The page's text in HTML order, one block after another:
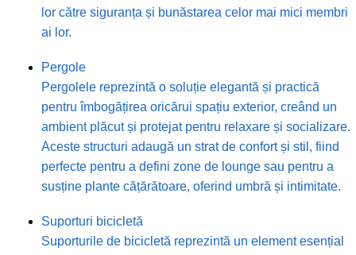
lor către siguranța și bunăstarea celor mai mici membri
ai lor.
Pergole
Pergolele reprezintă o soluție elegantă și practică
pentru îmbogățirea oricărui spațiu exterior, creând un
ambient plăcut și protejat pentru relaxare și socializare.
Aceste structuri adaugă un strat de confort și stil, fiind
perfecte pentru a defini zone de lounge sau pentru a
susține plante cățărătoare, oferind umbră și intimitate.
Suporturi bicicletă
Suporturile de bicicletă reprezintă un element esențial